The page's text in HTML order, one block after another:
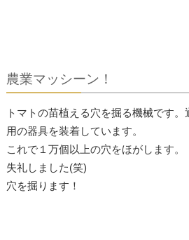
農業マッシーン！
トマトの苗植える穴を掘る機械です
用の器具を装着しています。
これで１万個以上の穴をほがします。
失礼しました(笑)
穴を掘ります！